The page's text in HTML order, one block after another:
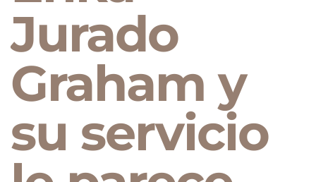
Jurado
Graham y
su servicio